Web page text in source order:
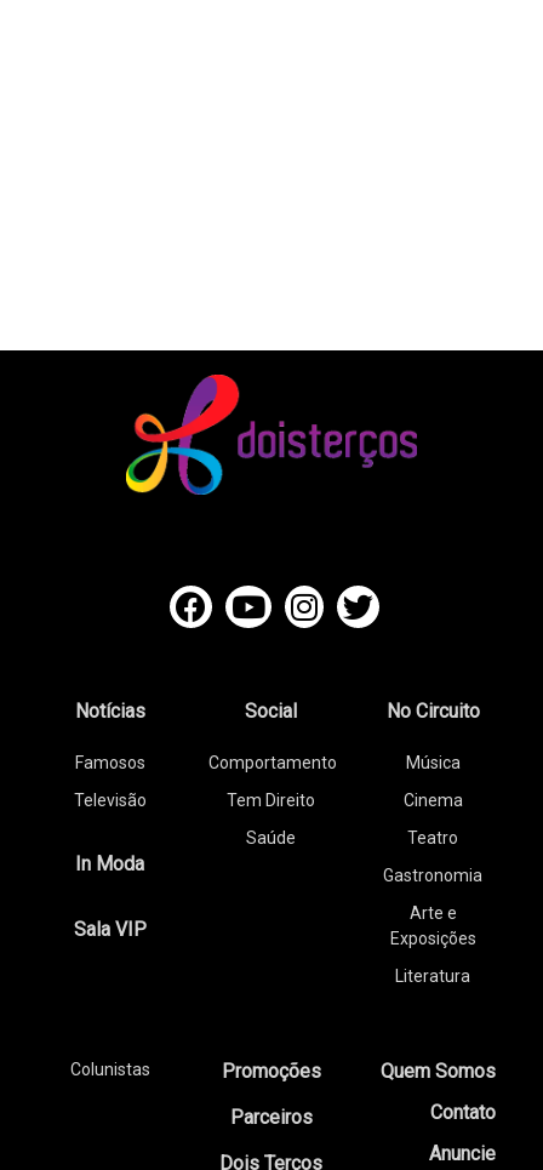
Notícias
Famosos
Televisão
In Moda
Sala VIP
Social
Comportamento
Tem Direito
Saúde
No Circuito
Música
Cinema
Teatro
Gastronomia
Arte e
Exposições
Literatura
Colunistas
Promoções
Parceiros
Dois Terços
Quem Somos
Contato
Anuncie